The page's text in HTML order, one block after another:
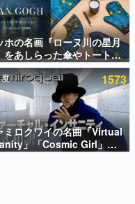
々に製作時のエピソードをお
ーム）とは何か？を探ってい
。『赫本』は、〈試験問題〉
です。
場を担う若きクリエイター達
情熱を探っていきます。
ホの名画『ローヌ川の星月
をあしらった傘やトートバ
などが登場。8月7日21時よ
間限定で予約販売
1573
ミロクワイの名曲「Virtual
」「Cosmic Girl」
Heat」公式日本語字